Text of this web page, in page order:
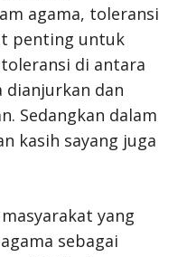
agama, toleransi
penting untuk
di antara
dianjurkan dan
Sedangkan dalam
kasih sayang juga
yang
sebagai